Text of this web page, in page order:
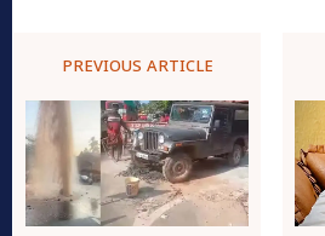
PREVIOUS ARTICLE